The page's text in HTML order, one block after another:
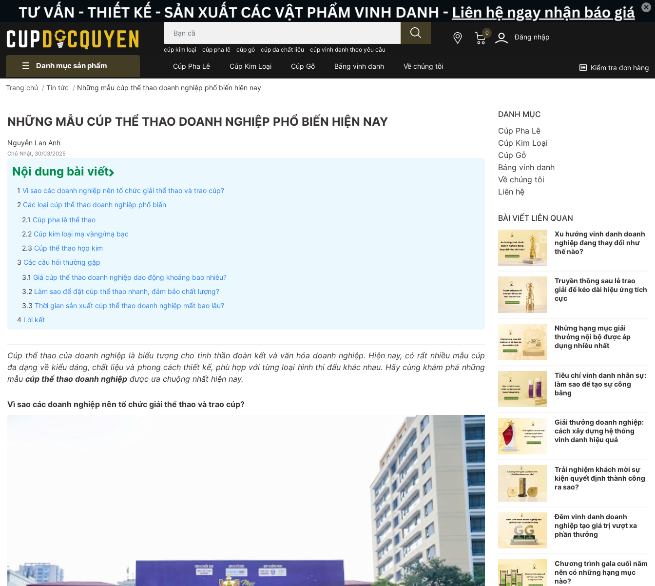
✕
cúp kim loại cúp pha lê cúp gỗ cúp đa chất liệu cúp vinh danh theo yêu cầu
0 Đăng nhập
Danh mục sản phẩm Cúp Pha Lê Cúp Kim Loại Cúp Gỗ Bảng vinh danh Về chúng tôi Kiểm tra đơn hàng
Trang chủ / Tin tức / Những mẫu cúp thể thao doanh nghiệp phổ biến hiện nay
NHỮNG MẪU CÚP THỂ THAO DOANH NGHIỆP PHỔ BIẾN HIỆN NAY
Nguyễn Lan Anh
Chủ Nhật, 30/03/2025
Nội dung bài viết
Vì sao các doanh nghiệp nên tổ chức giải thể thao và trao cúp?
Các loại cúp thể thao doanh nghiệp phổ biến
Cúp pha lê thể thao
Cúp kim loại mạ vàng/mạ bạc
Cúp thể thao hợp kim
Các câu hỏi thường gặp
Giá cúp thể thao doanh nghiệp dao động khoảng bao nhiêu?
Làm sao để đặt cúp thể thao nhanh, đảm bảo chất lượng?
Thời gian sản xuất cúp thể thao doanh nghiệp mất bao lâu?
Lời kết
Cúp thể thao của doanh nghiệp là biểu tượng cho tinh thần đoàn kết và văn hóa doanh nghiệp. Hiện nay, có rất nhiều mẫu cúp
đa dạng về kiểu dáng, chất liệu và phong cách thiết kế, phù hợp với từng loại hình thi đấu khác nhau. Hãy cùng khám phá những
mẫu cúp thể thao doanh nghiệp được ưa chuộng nhất hiện nay.
Vì sao các doanh nghiệp nên tổ chức giải thể thao và trao cúp?
DANH MỤC
Cúp Pha Lê
Cúp Kim Loại
Cúp Gỗ
Bảng vinh danh
Về chúng tôi
Liên hệ
BÀI VIẾT LIÊN QUAN
Xu hướng vinh danh doanh
nghiệp đang thay đổi như
thế nào?
Truyền thông sau lễ trao
giải để kéo dài hiệu ứng tích
cực
Những hạng mục giải
thưởng nội bộ được áp
dụng nhiều nhất
Tiêu chí vinh danh nhân sự:
làm sao để tạo sự công
bằng
Giải thưởng doanh nghiệp:
cách xây dựng hệ thống
vinh danh hiệu quả
Trải nghiệm khách mời sự
kiện quyết định thành công
ra sao?
Đêm vinh danh doanh
nghiệp tạo giá trị vượt xa
phần thưởng
Chương trình gala cuối năm
nên có những hạng mục
nào?